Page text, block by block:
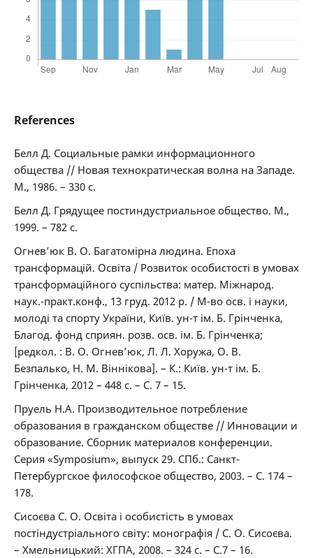
References
Белл Д. Социальные рамки информационного
общества // Новая технократическая волна на Западе.
М., 1986. – 330 с.
Белл Д. Грядущее постиндустриальное общество. М.,
1999. – 782 с.
Огнев’юк В. О. Багатомірна людина. Епоха
трансформацій. Освіта / Розвиток особистості в умовах
трансформаційного суспільства: матер. Міжнарод.
наук.-практ.конф., 13 груд. 2012 р. / М-во осв. і науки,
молоді та спорту України, Київ. ун-т ім. Б. Грінченка,
Благод. фонд сприян. розв. осв. ім. Б. Грінченка;
[редкол. : В. О. Огнев’юк, Л. Л. Хоружа, О. В.
Безпалько, Н. М. Віннікова]. – К.: Київ. ун-т ім. Б.
Грінченка, 2012 – 448 с. – С. 7 – 15.
Пруель Н.А. Производительное потребление
образования в гражданском обществе // Инновации и
образование. Сборник материалов конференции.
Серия «Symposium», выпуск 29. СПб.: Санкт-
Петербургское философское общество, 2003. – С. 174 –
178.
Сисоєва С. О. Освіта і особистість в умовах
постіндустріального світу: монографія / С. О. Сисоєва.
– Хмельницький: ХГПА, 2008. – 324 с. – С.7 – 16.